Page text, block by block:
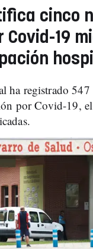
cinco
Covid-19
ha registrado 547
por Covid-19,